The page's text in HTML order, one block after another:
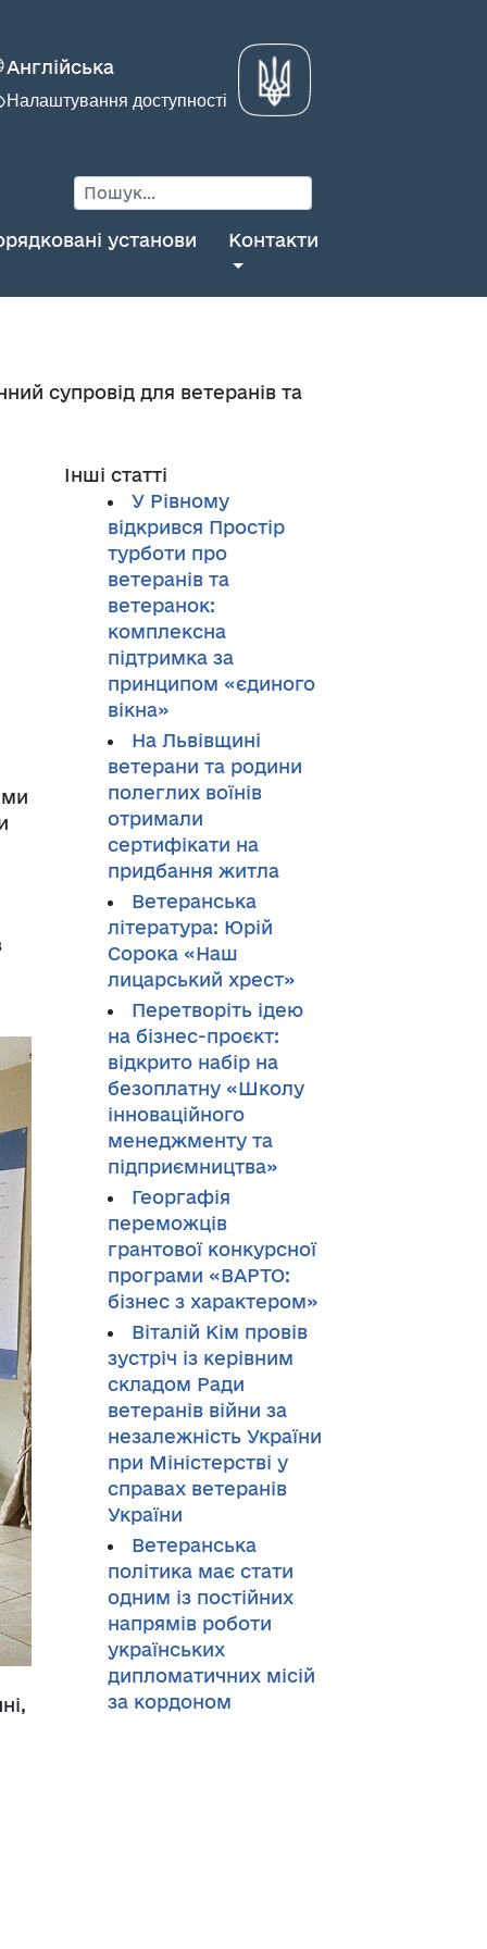
Англійська
Налаштування доступності
установи Контакти
супровід для ветеранів та
Інші статті
У Рівному
відкрився Простір
турботи про
ветеранів та
ветеранок:
комплексна
підтримка за
принципом «єдиного
вікна»
На Львівщині
ветерани та родини
полеглих воїнів
отримали
сертифікати на
придбання житла
Ветеранська
література: Юрій
Сорока «Наш
лицарський хрест»
Перетворіть ідею
на бізнес-проєкт:
відкрито набір на
безоплатну «Школу
інноваційного
менеджменту та
підприємництва»
Георгафія
переможців
грантової конкурсної
програми «ВАРТО:
бізнес з характером»
Віталій Кім провів
зустріч із керівним
складом Ради
ветеранів війни за
незалежність України
при Міністерстві у
справах ветеранів
України
Ветеранська
політика має стати
одним із постійних
напрямів роботи
українських
дипломатичних місій
за кордоном